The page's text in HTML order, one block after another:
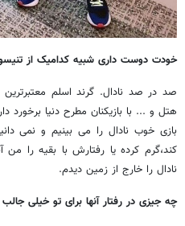
خودت دوست داری شبیه کدامیک از
صد در صد نادال. گرند اسلم
هتل و ... با بازیکنان مطرح دنیا برخورد
بازی خوب نادال را می بینیم و نمی
کند،گرم کرده یا رفتارش با بقیه را
نادال را خارج از زمین دیدم.
چه جیزی در رفتار آنها برای تو خیلی جالب